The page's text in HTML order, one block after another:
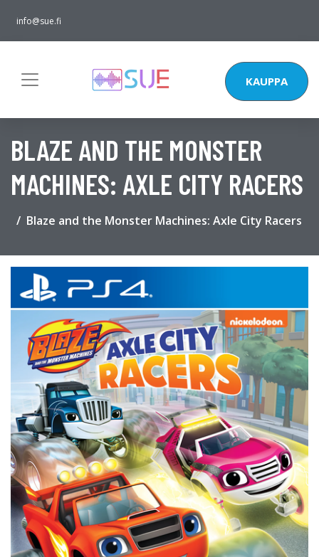
info@sue.fi
KAUPPA
BLAZE AND THE MONSTER
MACHINES: AXLE CITY RACERS
Blaze and the Monster Machines: Axle City Racers